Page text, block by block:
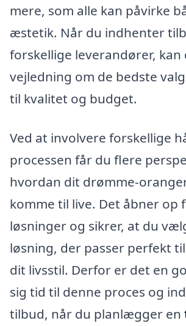
mere, som alle kan påvirke
æstetik. Når du indhenter
forskellige leverandører, kan
vejledning om de bedste
til kvalitet og budget.
Ved at involvere forskellige
processen får du flere
hvordan dit drømme-
komme til live. Det åbner op
løsninger og sikrer, at du
løsning, der passer perfekt
dit livsstil. Derfor er det en
sig tid til denne proces og
tilbud, når du planlægger en